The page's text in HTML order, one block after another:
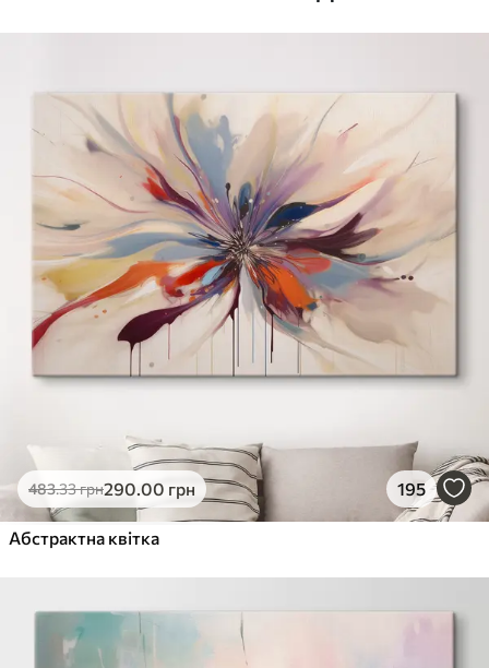
Від290.00грн
✓Стійкість до вицвітання
✓ Безпечне чорнило без запаху
Поверхня з текстурою полотна
✗Екологічний матеріал
Преміум
Від363.00 грн
✓Яскраві, насичені кольори
✓ Стійкість до вицвітання
✓ Безпечне чорнило без запаху
✓Поверхня з текстурою полотна
Еко-Преміум
.00грн
✓Яскраві, насичені кольори
✓Поверхня з текстурою полотна
Екологічний матеріал
483.33грн290.00 грн 195
Абстрактна квітка